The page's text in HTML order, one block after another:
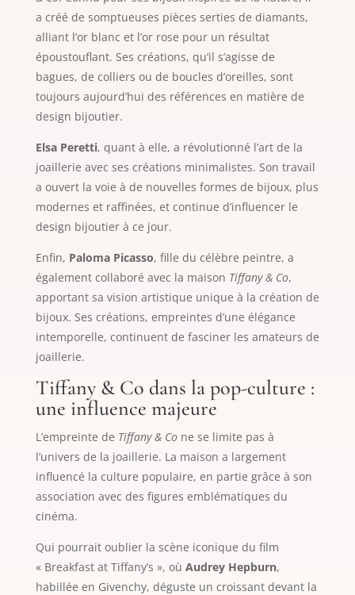
a créé de somptueuses pièces serties de diamants,
alliant l’or blanc et l’or rose pour un résultat
époustouflant. Ses créations, qu’il s’agisse de
bagues, de colliers ou de boucles d’oreilles, sont
toujours aujourd’hui des références en matière de
design bijoutier.
Elsa Peretti, quant à elle, a révolutionné l’art de la
joaillerie avec ses créations minimalistes. Son travail
a ouvert la voie à de nouvelles formes de bijoux, plus
modernes et raffinées, et continue d’influencer le
design bijoutier à ce jour.
Enfin, Paloma Picasso, fille du célèbre peintre, a
également collaboré avec la maison Tiffany & Co,
apportant sa vision artistique unique à la création de
bijoux. Ses créations, empreintes d’une élégance
intemporelle, continuent de fasciner les amateurs de
joaillerie.
Tiffany & Co dans la pop-culture :
une influence majeure
L’empreinte de Tiffany & Cone se limite pas à
l’univers de la joaillerie. La maison a largement
influencé la culture populaire, en partie grâce à son
association avec des figures emblématiques du
cinéma.
Qui pourrait oublier la scène iconique du film
« Breakfast at Tiffany’s », où Audrey Hepburn,
habillée en Givenchy, déguste un croissant devant la